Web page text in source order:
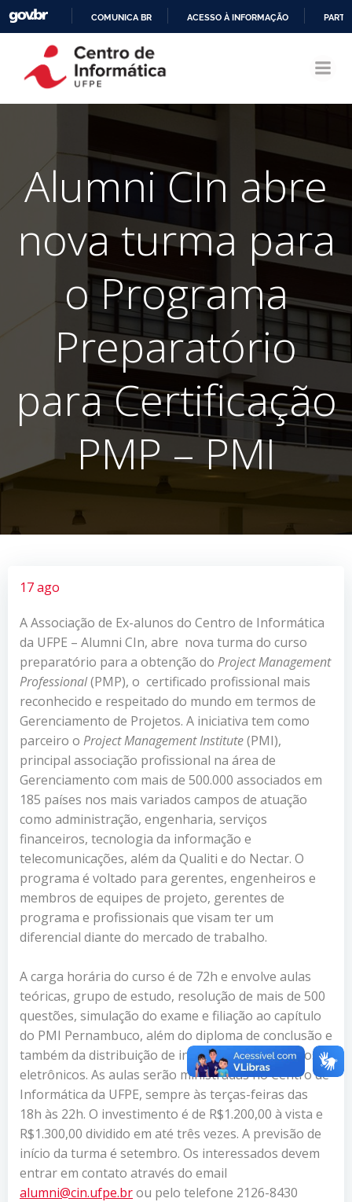
CONTEÚDO
COMUNICA BR ACESSO À INFORMAÇÃO
Alumni CIn abre
nova turma para
o Programa
Preparatório
para Certificação
PMP – PMI
17 ago
A Associação de Ex-alunos do Centro de Informática
da UFPE – Alumni CIn, abre nova turma do curso
preparatório para a obtenção do Project Management
Professional(PMP), o certificado profissional mais
reconhecido e respeitado do mundo em termos de
Gerenciamento de Projetos. A iniciativa tem como
parceiro o Project Management Institute(PMI),
principal associação profissional na área de
Gerenciamento com mais de 500.000 associados em
185 países nos mais variados campos de atuação
como administração, engenharia, serviços
financeiros, tecnologia da informação e
telecomunicações, além da Qualiti e do Nectar. O
programa é voltado para gerentes, engenheiros e
membros de equipes de projeto, gerentes de
programa e profissionais que visam ter um
diferencial diante do mercado de trabalho.
A carga horária do curso é de 72h e envolve aulas
teóricas, grupo de estudo, resolução de mais de 500
questões, simulação do exame e filiação ao capítulo
do PMI Pernambuco, além do diploma de conclusão e
também da distribuição de informativos impressos e
eletrônicos. As aulas serão ministradas no Centro de
Informática da UFPE, sempre às terças-feiras das
18h às 22h. O investimento é de R$1.200,00 à vista e
R$1.300,00 dividido em até três vezes. A previsão de
início da turma é setembro. Os interessados devem
entrar em contato através do email
alumni@cin.ufpe.brou pelo telefone 2126-8430